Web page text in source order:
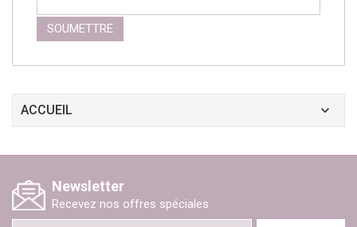
ACCUEIL
Newsletter
Recevez nos offres spéciales